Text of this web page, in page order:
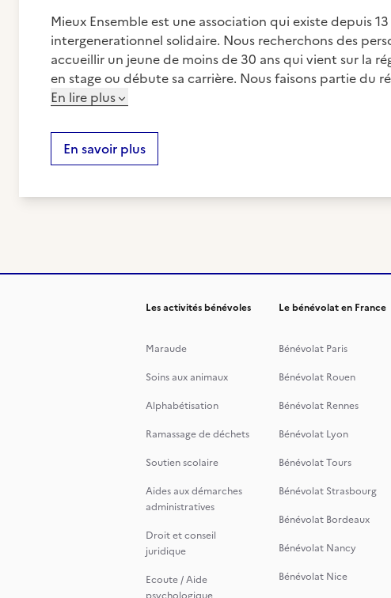
Mieux Ensemble est une association qui existe depuis
intergenerationnel solidaire. Nous recherchons des
accueillir un jeune de moins de 30 ans qui vient sur la
en stage ou débute sa carrière. Nous faisons partie du
En lire plus
En savoir plus
Les activités bénévoles
Maraude
Soins aux animaux
Alphabétisation
Ramassage de déchets
Soutien scolaire
Aides aux démarches
administratives
Droit et conseil
juridique
Ecoute / Aide
Le bénévolat en France
Bénévolat Paris
Bénévolat Rouen
Bénévolat Rennes
Bénévolat Lyon
Bénévolat Tours
Bénévolat Strasbourg
Bénévolat Bordeaux
Bénévolat Nancy
Bénévolat Nice